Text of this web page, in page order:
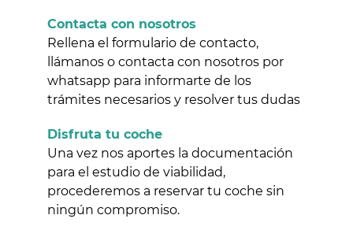
Contacta con nosotros
Rellena el formulario de contacto,
llámanos o contacta con nosotros por
whatsapp para informarte de los
trámites necesarios y resolver tus dudas
Disfruta tu coche
Una vez nos aportes la documentación
para el estudio de viabilidad,
procederemos a reservar tu coche sin
ningún compromiso.